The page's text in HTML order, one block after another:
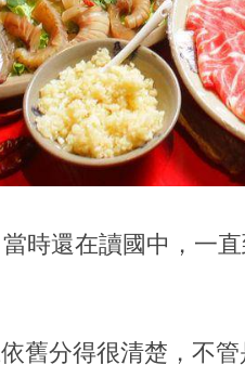
時還在讀國中，一
舊分得很清楚，不